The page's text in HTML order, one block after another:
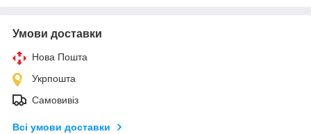
Умови доставки
Нова Пошта
Укрпошта
Самовивіз
Всі умови доставки